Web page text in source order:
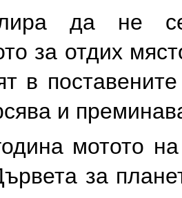
да не
за отдих
в
и
мотото
за